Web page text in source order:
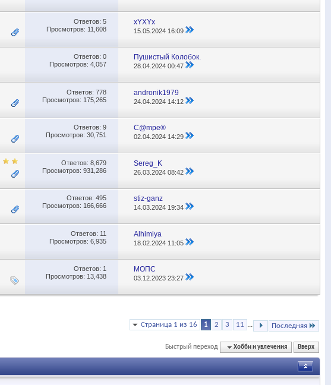
Ответов: 5
Просмотров: 11,608
xYXYx
15.05.2024 16:09
Ответов: 0
Просмотров: 4,057
Пушистый Колобок.
28.04.202400:47
Ответов: 778
Просмотров: 175,265
andronik1979
24.04.2024 14:12
Ответов: 9
Просмотров: 30,751
C@mpe®
02.04.202414:29
Ответов: 8,679
Просмотров: 931,286
Sereg_K
26.03.202408:42
Ответов: 495
Просмотров: 166,666
stiz-ganz
14.03.2024 19:34
Ответов: 11
Просмотров: 6,935
Alhimiya
18.02.2024 11:05
Ответов: 1
Просмотров: 13,438
МОПС
03.12.202323:27
Страница 1 из 16 1 2 3 11 ... Последняя
Быстрый переход Хобби и увлечения Вверх